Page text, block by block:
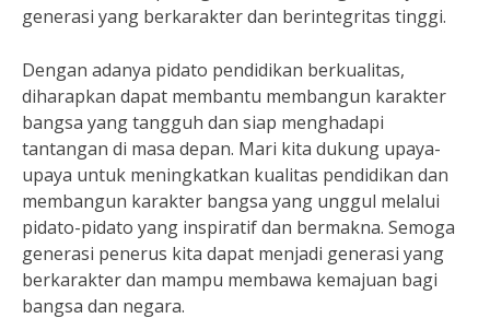
generasi yang berkarakter dan berintegritas tinggi.
Dengan adanya pidato pendidikan berkualitas,
diharapkan dapat membantu membangun karakter
bangsa yang tangguh dan siap menghadapi
tantangan di masa depan. Mari kita dukung upaya-
upaya untuk meningkatkan kualitas pendidikan dan
membangun karakter bangsa yang unggul melalui
pidato-pidato yang inspiratif dan bermakna. Semoga
generasi penerus kita dapat menjadi generasi yang
berkarakter dan mampu membawa kemajuan bagi
bangsa dan negara.